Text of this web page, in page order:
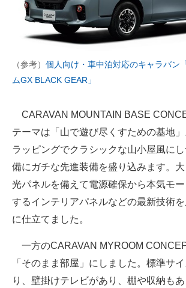
（参考） 個人向け・車中泊対応のキャラバン
ムGX BLACK GEAR」
CARAVAN MOUNTAIN BASE
テーマは「山で遊び尽くすための基地
ラッピングでクラシックな山小屋風に
備にガチな先進装備を盛り込みます。
光パネルを備えて電源確保から本気モ
するインテリアパネルなどの最新技術を
に仕立てました。
一方のCARAVAN MYROOM
「そのまま部屋」にしました。標準サ
り、壁掛けテレビがあり、棚や収納も